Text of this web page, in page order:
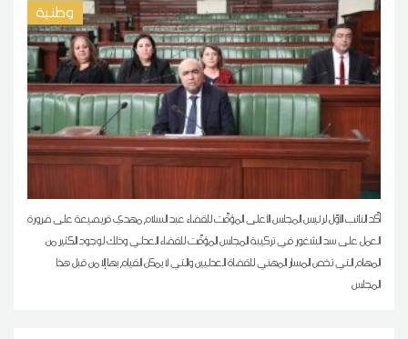
وطنية
أكّد النائب الأوّل لرئيس المجلس الأعلى المؤقّت للقضاء عبد السلام مهدي قريصيعة على ضرورة
العمل على سد الشغور في تركيبة المجلس المؤقّت للقضاء العدلي وذلك لوجود الكثير من
المهام التي تخص المسار المهني للقضاة العدليين والتي لا يمكن القيام بها إلا من قبل هذا
المجلس